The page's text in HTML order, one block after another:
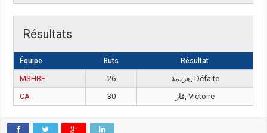
Résultats
Équipe Buts Résultat
MSHBF 26
هزيمة, Défaite
CA
30 فاز, Victoire